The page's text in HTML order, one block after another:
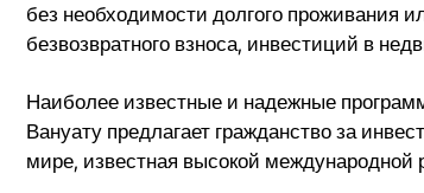
без необходимости долгого проживания
безвозвратного взноса, инвестиций в
Наиболее известные и надежные
Вануату предлагает гражданство за
мире, известная высокой международной